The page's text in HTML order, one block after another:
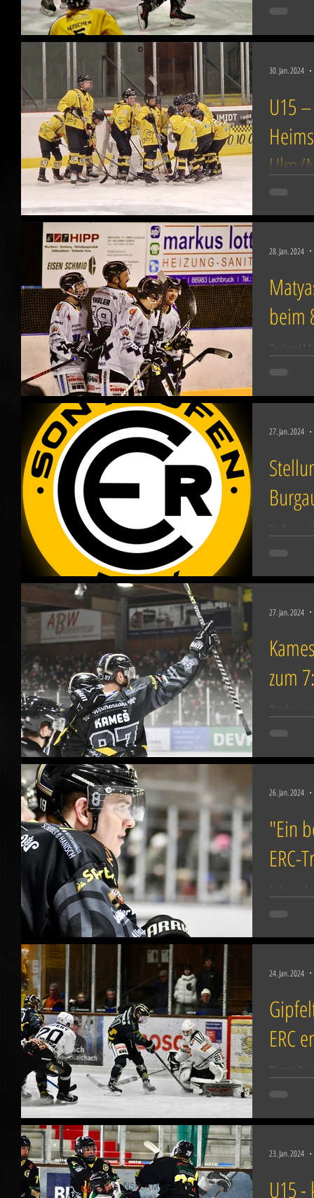
Maddogs
U15
Ulm/
der
30. Jan. 2024
beim
Dreimal
28. Jan. 2024
27. Jan. 2024
zum
Dank
27. Jan. 2024
"Ein
ERC-
Aufgrund
26. Jan. 2024
ERC
Dieses
24. Jan. 2024
U15
23. Jan. 2024